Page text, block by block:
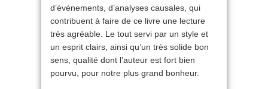
d’événements, d’analyses causales, qui
contribuent à faire de ce livre une lecture
très agréable. Le tout servi par un style et
un esprit clairs, ainsi qu’un très solide bon
sens, qualité dont l’auteur est fort bien
pourvu, pour notre plus grand bonheur.